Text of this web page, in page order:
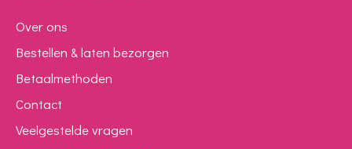
Over ons
Bestellen & laten bezorgen
Betaalmethoden
Contact
Veelgestelde vragen